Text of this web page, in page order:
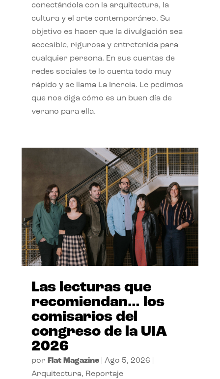
conectándola con la arquitectura, la
cultura y el arte contemporáneo. Su
objetivo es hacer que la divulgación sea
accesible, rigurosa y entretenida para
cualquier persona. En sus cuentas de
redes sociales te lo cuenta todo muy
rápido y se llama La Inercia. Le pedimos
que nos diga cómo es un buen día de
verano para ella.
Las lecturas que
recomiendan… los
comisarios del
congreso de la UIA
2026
por Flat Magazine| Ago 5, 2026
Arquitectura, Reportaje